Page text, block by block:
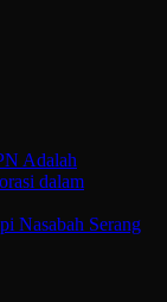
Adalah
dalam
Nasabah Serang